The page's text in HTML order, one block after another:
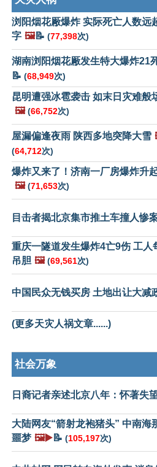
浏阳烟花厰爆炸 实际死亡人数远
字 🖼️📝 (77,398次)
湖南浏阳烟花厰发生特大爆炸21
📝 (68,949次)
昆明遭强冰雹袭击 如末日灾难般
🖼️ (66,752次)
屋漏偏逢夜雨 陕西多地突降大雪
(64,712次)
爆炸又来了！济南一厂房爆炸升
🖼️ (71,653次)
目击者揭北京集市推土车撞人惨
重庆一隧道发生爆炸4亡9伤 工人
吊胆 🖼️ (69,561次)
中国民众无钱买房 土地出让大减
(更多天灾人祸文章......)
社会万象
日裔记者亲述北京八年：怀著失
大陆网友“箭射龙袍猪头” 中南海
噩梦 🖼️▶️📝 (105,197次)